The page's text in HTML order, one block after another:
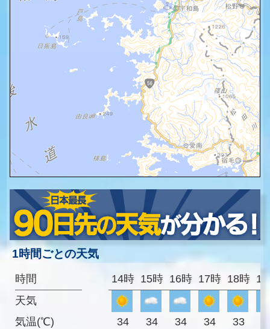
1時間ごとの天気
時間
天気
気温(℃)
14時 15時 16時 17時 18時
34 34 34 34 33